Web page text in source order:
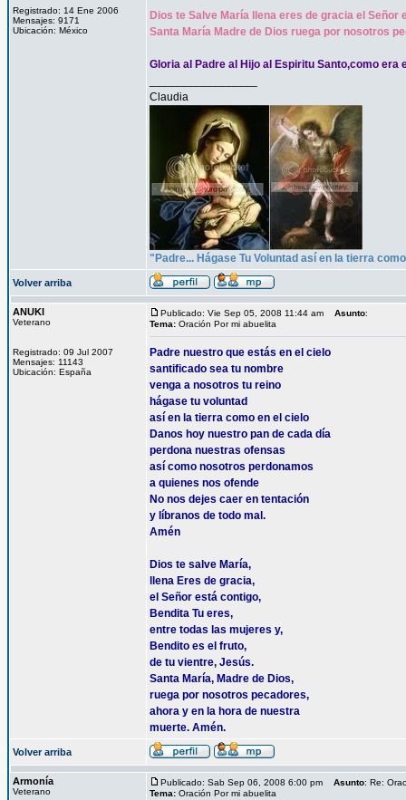
Registrado: 14 Ene 2006
Mensajes: 9171
Ubicación: México
Dios te Salve María llena eres de gracia el
Santa María Madre de Dios ruega por nosotros
Gloria al Padre al Hijo al Espiritu Santo,como
Claudia
"Padre... Hágase Tu Voluntad así en la tierra
Volver arriba
ANUKI
Veterano
Registrado: 09 Jul 2007
Mensajes: 11143
Ubicación: España
Publicado: Vie Sep 05, 2008 11:44 am Asunto:
Tema: Oración Por mi abuelita
Padre nuestro que estás en el cielo
santificado sea tu nombre
venga a nosotros tu reino
hágase tu voluntad
así en la tierra como en el cielo
Danos hoy nuestro pan de cada día
perdona nuestras ofensas
así como nosotros perdonamos
a quienes nos ofende
No nos dejes caer en tentación
y líbranos de todo mal.
Amén
Dios te salve María,
llena Eres de gracia,
el Señor está contigo,
Bendita Tu eres,
entre todas las mujeres y,
Bendito es el fruto,
de tu vientre, Jesús.
Santa María, Madre de Dios,
ruega por nosotros pecadores,
ahora y en la hora de nuestra
muerte. Amén.
Volver arriba
Armonía
Veterano
Publicado: Sab Sep 06, 2008 6:00 pm Asunto: Re:
Tema: Oración Por mi abuelita